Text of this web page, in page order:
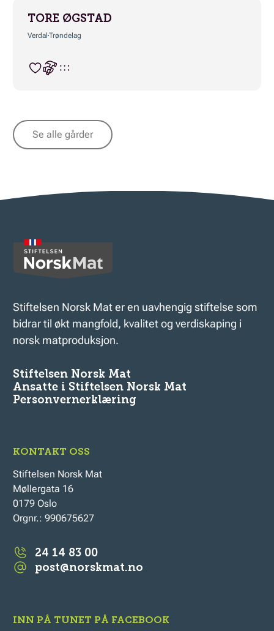
TORE ØGSTAD
VerdalTrøndelag
Se alle gårder
Stiftelsen Norsk Mat er en uavhengig stiftelse som
bidrar til økt mangfold, kvalitet og verdiskaping i
norsk matproduksjon.
Stiftelsen Norsk Mat
Ansatte i Stiftelsen Norsk Mat
Personvernerklæring
KONTAKT OSS
Stiftelsen Norsk Mat
Møllergata 16
0179 Oslo
Orgnr.: 990675627
24 14 83 00
post@norskmat.no
INN PÅ TUNET PÅ FACEBOOK